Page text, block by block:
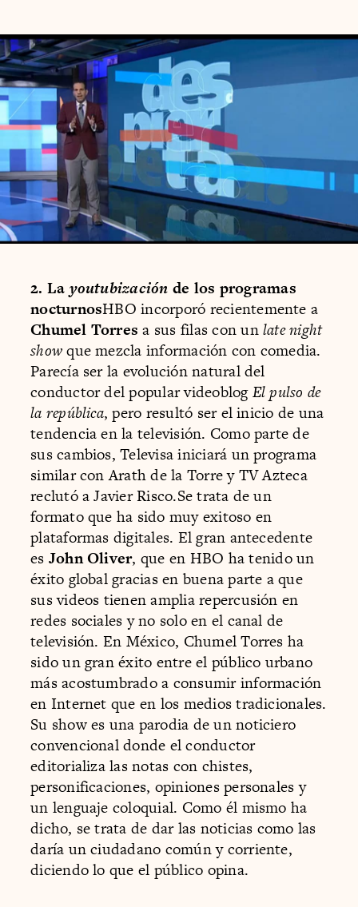
2. La youtubización de los programas
nocturnosHBO incorporó recientemente a
Chumel Torres a sus filas con unlate night
showque mezcla información con comedia.
Parecía ser la evolución natural del
conductor del popular videoblogEl pulso de
la república, pero resultó ser el inicio de una
tendencia en la televisión. Como parte de
sus cambios, Televisa iniciará un programa
similar con Arath de la Torre y TV Azteca
reclutó a Javier Risco.Se trata de un
formato que ha sido muy exitoso en
plataformas digitales. El gran antecedente
es John Oliver, que en HBO ha tenido un
éxito global gracias en buena parte a que
sus videos tienen amplia repercusión en
redes sociales y no solo en el canal de
televisión. En México, Chumel Torres ha
sido un gran éxito entre el público urbano
más acostumbrado a consumir información
en Internet que en los medios tradicionales.
Su show es una parodia de un noticiero
convencional donde el conductor
editorializa las notas con chistes,
personificaciones, opiniones personales y
un lenguaje coloquial. Como él mismo ha
dicho, se trata de dar las noticias como las
daría un ciudadano común y corriente,
diciendo lo que el público opina.